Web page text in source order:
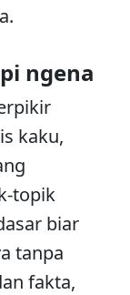
ngena
kaku,
topik
biar
tanpa
fakta,